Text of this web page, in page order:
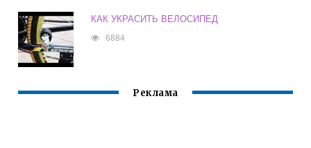
КАК УКРАСИТЬ ВЕЛОСИПЕД
6884
Реклама